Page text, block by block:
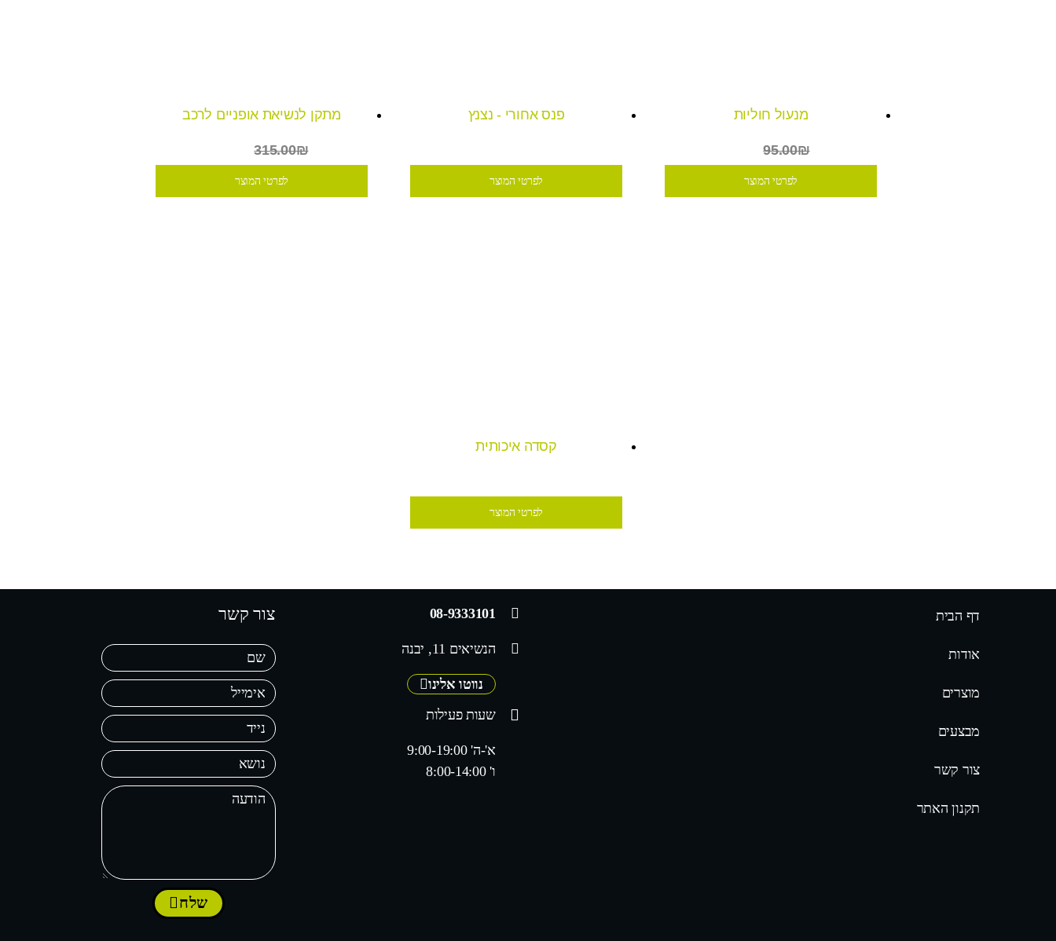
מנעול חוליות
₪4995.00₪
לפרטי המוצר
פנס אחורי - נצנץ
לפרטי המוצר
מתקן לנשיאת אופניים לרכב
₪239315.00₪
לפרטי המוצר
קסדה איכותית
לפרטי המוצר
דף הבית
אודות
מוצרים
מבצעים
צור קשר
תקנון האתר
08-9333101
הנשיאים 11, יבנה
נווטו אלינו
שעות פעילות
א'-ה' 9:00-19:00
ו' 8:00-14:00
צור קשר
שלח